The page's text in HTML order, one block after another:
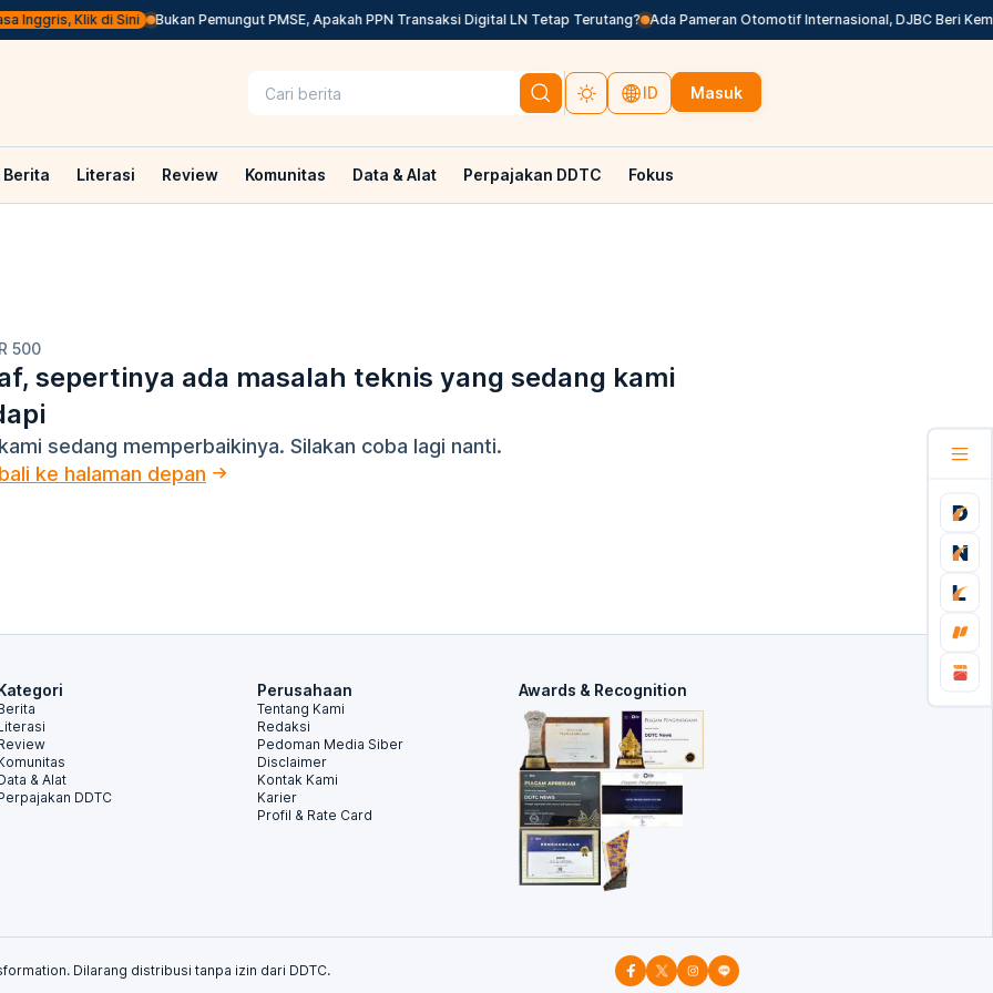
Inggris, Klik di Sini Bukan Pemungut PMSE, Apakah PPN Transaksi Digital LN Tetap Terutang? Ada Pameran Otomotif Internasional, DJBC Beri
ID Masuk
Berita Literasi Review Komunitas Data & Alat Perpajakan DDTC Fokus
500
sepertinya ada masalah teknis yang sedang kami
sedang memperbaikinya. Silakan coba lagi nanti.
ke halaman depan
& Alat
DDTC
Perusahaan
Tentang Kami
Redaksi
Pedoman Media Siber
Disclaimer
Kontak Kami
Karier
Profil & Rate Card
Awards & Recognition
Dilarang distribusi tanpa izin dari DDTC.